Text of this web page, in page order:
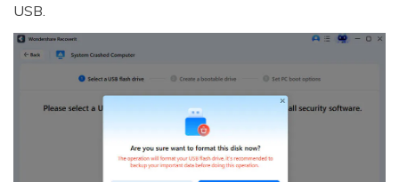
USB.